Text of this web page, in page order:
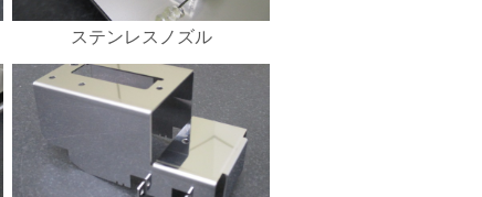
ステンレスノズル